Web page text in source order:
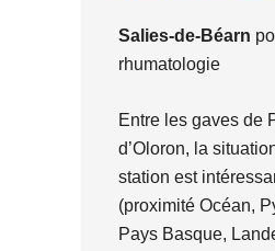
Salies-de-Béarn
rhumatologie
Entre les gaves de
d’Oloron, la
station est
(proximité Océan,
Pays Basque,